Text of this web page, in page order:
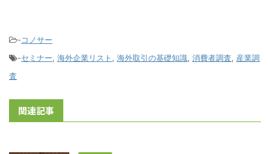
-コノサー
-セミナー, 海外企業リスト , 海外取引の基礎知識, 消費者調査, 産業調
査
関連記事